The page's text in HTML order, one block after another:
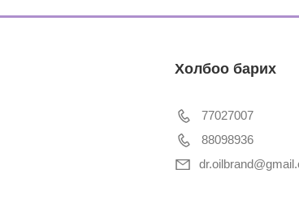
Холбоо барих
77027007
88098936